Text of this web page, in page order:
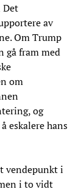
Det
av
Om Trump
gå fram med
om
og
eskalere hans
vendepunkt i
i to vidt